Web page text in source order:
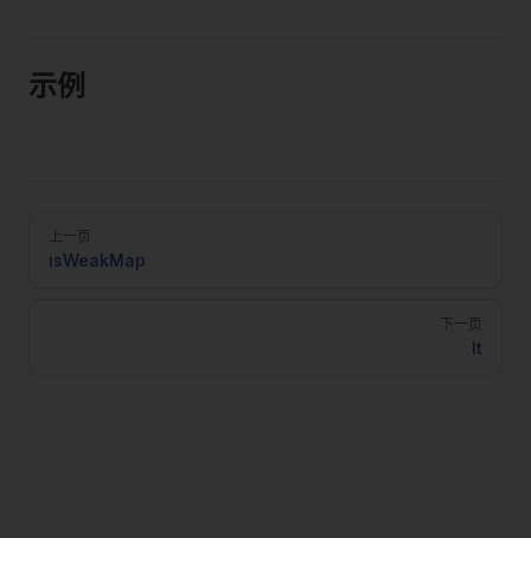
示例
Pager
上一页
isWeakMap
下一页
lt